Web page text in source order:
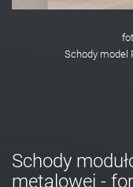
Schody model
Schody
metalowej -